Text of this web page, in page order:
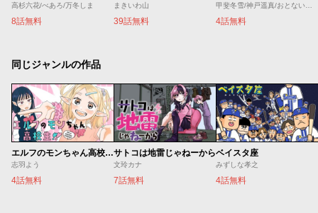
高杉六花/べあろ/万冬しま
8話無料
まきいわ山
39話無料 4話無料
同じジャンルの作品
エルフのモンちゃん高校生!!
志羽よう
4話無料
サトコは地雷じゃねーから
文玲カナ
7話無料
ベイスタ座
みずしな孝之
4話無料